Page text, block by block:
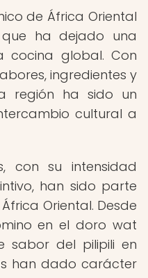
de África Oriental
ha dejado una
cocina global. Con
ingredientes y
región ha sido un
cultural a
con su intensidad
han sido parte
Oriental. Desde
en el doro wat
sabor del pilipili en
han dado carácter